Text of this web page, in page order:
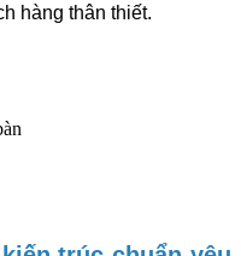
hàng thân thiết.